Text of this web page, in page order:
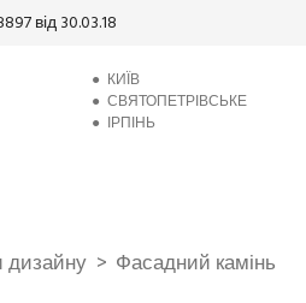
від 30.03.18
● КИЇВ
●СВЯТОПЕТРІВСЬКЕ
● ІРПІНЬ
дизайну Фасадний камінь